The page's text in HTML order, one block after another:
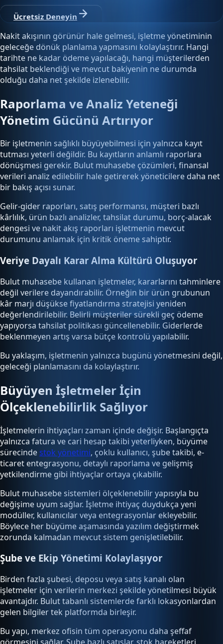
Ücretsiz Deneyin
Nakit akışının görünür hale gelmesi, işletme yönetiminin
geleceğe dönük planlama yapmasını kolaylaştırır. Hangi
tarihte ne kadar ödeme yapılacağı, hangi müşterilerden
tahsilat beklendiği ve mevcut bakiyenin ne durumda
olduğu daha net şekilde izlenebilir.
Raporlama ve Analiz Yeteneği
Yönetim Gücünü Artırıyor
Bir işletmenin sağlıklı büyüyebilmesi için yalnızca kayıt
tutması yeterli değildir. Bu kayıtların anlamlı raporlara
dönüşmesi gerekir. Bulut muhasebe çözümleri, finansal
verileri analiz edilebilir hale getirerek yöneticilere daha net
bir bakış açısı sunar.
Gelir-gider raporları, satış performansı, müşteri bazlı
kârlılık, ürün bazlı analizler, tahsilat durumu, borç-alacak
dengesi ve nakit akış raporları işletmenin mevcut
durumunu anlamak için kritik öneme sahiptir.
Veriye Dayalı Karar Alma Kültürü Oluşuyor
Bulut muhasebe kullanan işletmeler, kararlarını tahminlere
değil verilere dayandırabilir. Örneğin bir ürün grubunun
kâr marjı düşükse fiyatlandırma stratejisi yeniden
değerlendirilebilir. Belirli müşteriler sürekli geç ödeme
yapıyorsa tahsilat politikası güncellenebilir. Giderlerde
beklenmeyen artış varsa bütçe kontrolü yapılabilir.
Bu yaklaşım, işletmenin yalnızca bugünü yönetmesini değil,
geleceği planlamasını da kolaylaştırır.
Büyüyen İşletmeler İçin
Ölçeklenebilirlik Sağlıyor
İşletmelerin ihtiyaçları zaman içinde değişir. Başlangıçta
yalnızca fatura ve cari hesap takibi yeterliyken, büyüme
sürecindestok yönetimi, çoklu kullanıcı, şube takibi, e-
ticaret entegrasyonu, detaylı raporlama ve gelişmiş
yetkilendirme gibi ihtiyaçlar ortaya çıkabilir.
Bulut muhasebe sistemleri ölçeklenebilir yapısıyla bu
değişime uyum sağlar. İşletme ihtiyaç duydukça yeni
modüller, kullanıcılar veya entegrasyonlar ekleyebilir.
Böylece her büyüme aşamasında yazılım değiştirmek
zorunda kalmadan mevcut sistem genişletilebilir.
Şube ve Ekip Yönetimi Kolaylaşıyor
Birden fazla şubesi, deposu veya satış kanalı olan
işletmeler için verilerin merkezi şekilde yönetilmesi büyük
avantajdır. Bulut tabanlı sistemlerde farklı lokasyonlardan
gelen bilgiler tek platformda birleşir.
Bu yapı, merkez ofisin tüm operasyonu daha şeffaf